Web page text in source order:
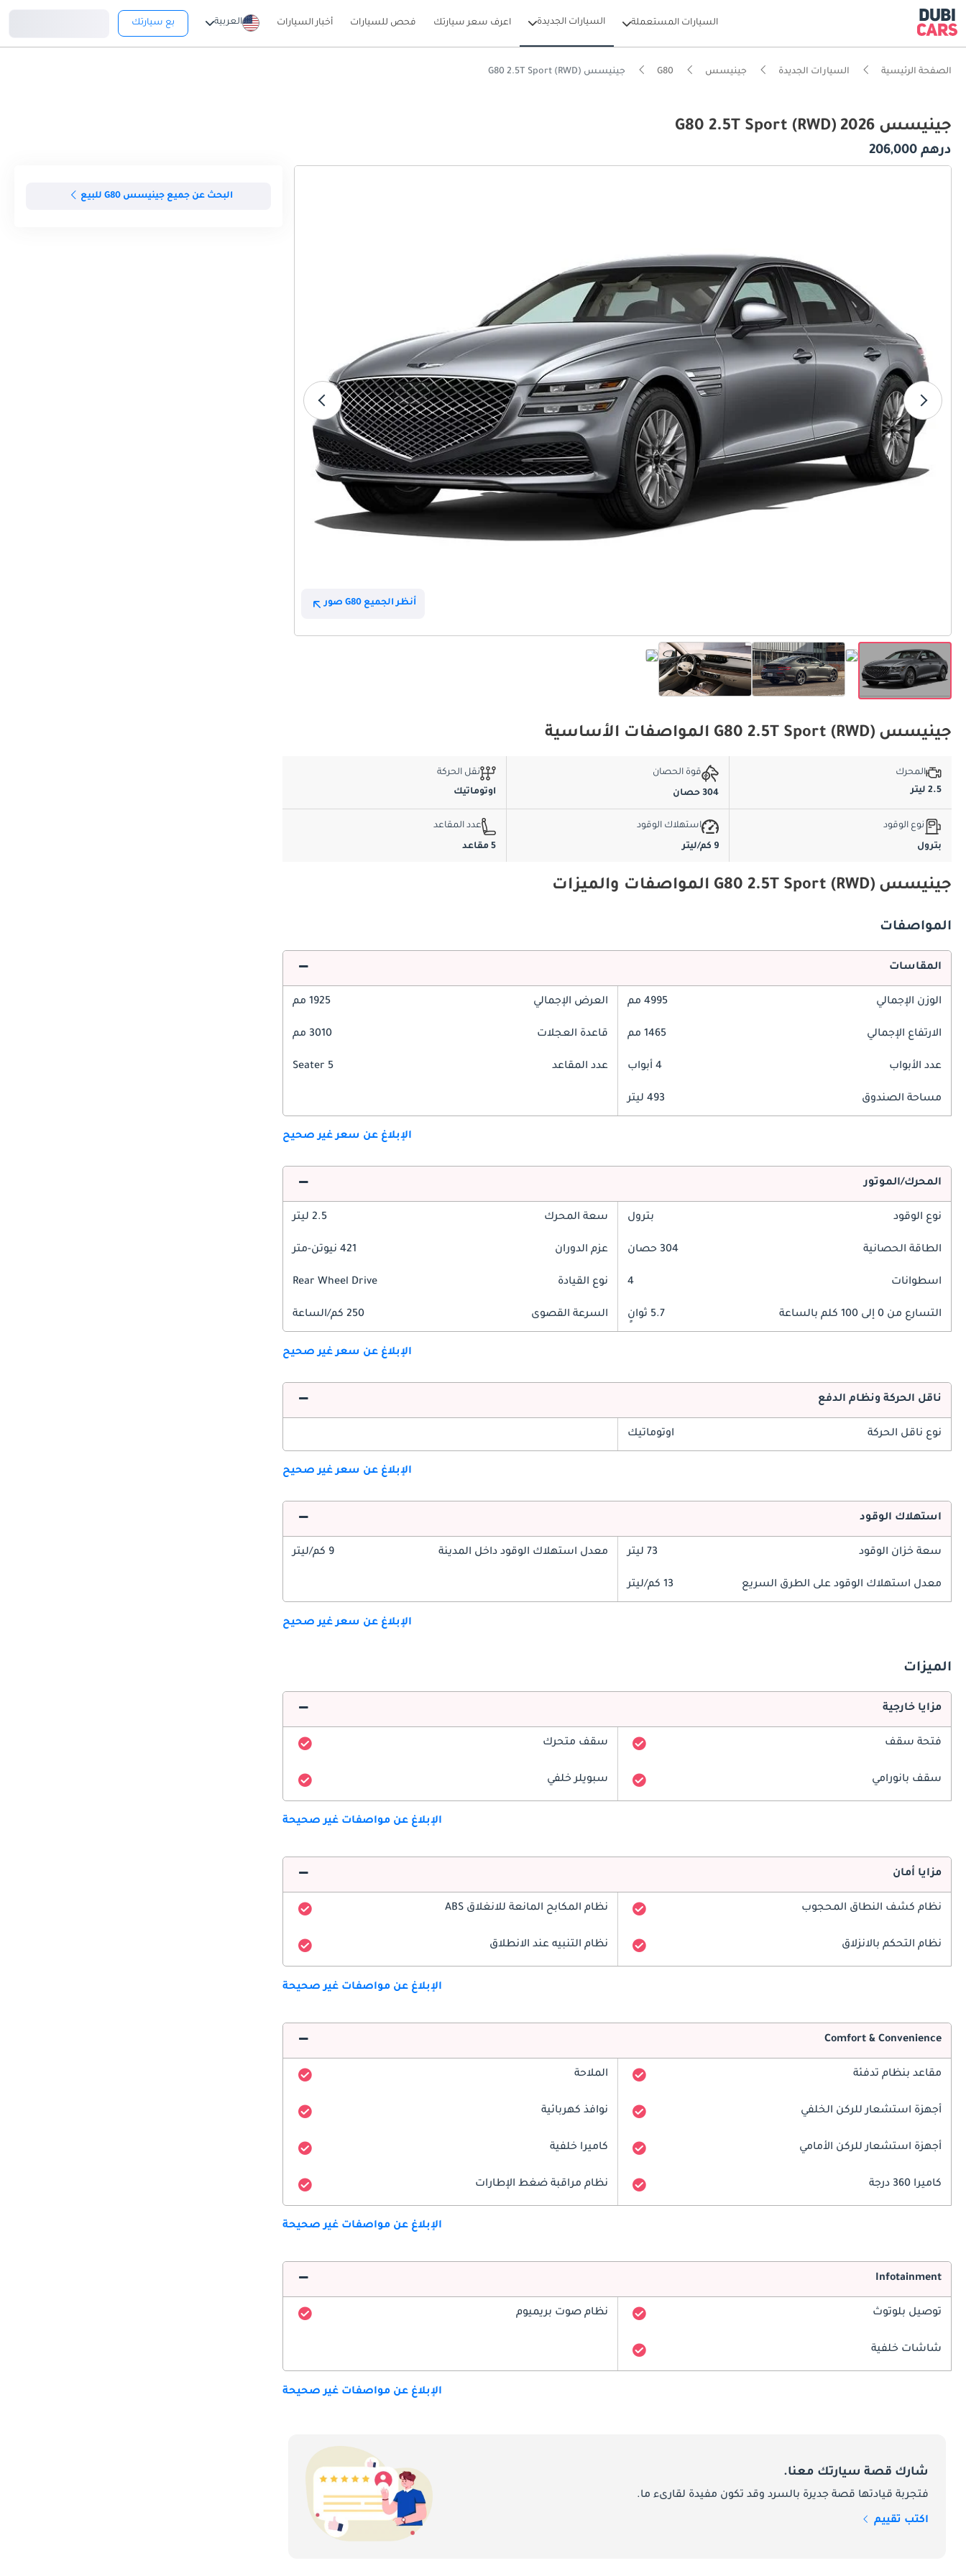
السيارات المستعملة السيارات الجديدة اعرف سعر سيارتك فحص للسيارات أخبار السيارات العربية بع سيارتك
الصفحة الرئيسية السيارات الجديدة جينيسس G80 جينيسس G80 2.5T Sport (RWD)
جينيسس G80 2.5T Sport (RWD) 2026
درهم 206,000
أنظر الجميع G80 صور
البحث عن جميع جينيسس G80 للبيع
جينيسس G80 2.5T Sport (RWD) المواصفات الأساسية
المحرك
2.5 ليتر
قوة الحصان
304 حصان
نقل الحركة
اوتوماتيك
نوع الوقود
بترول
استهلاك الوقود
9 كم/ليتر
عدد المقاعد
5 مقاعد
جينيسس G80 2.5T Sport (RWD) المواصفات والميزات
المواصفات
المقاسات
الوزن الإجمالي 4995 مم العرض الإجمالي 1925 مم
الارتفاع الإجمالي 1465 مم قاعدة العجلات 3010 مم
عدد الأبواب 4 أبواب عدد المقاعد 5 Seater
مساحة الصندوق 493 ليتر
الإبلاغ عن سعر غير صحيح
المحرك/الموتور
نوع الوقود بترول سعة المحرك 2.5 ليتر
الطاقة الحصانية 304 حصان عزم الدوران 421 نيوتن-متر
اسطوانات 4 نوع القيادة Rear Wheel Drive
التسارع من 0 إلى 100 كلم بالساعة 5.7 ثوانٍ السرعة القصوى 250 كم/الساعة
الإبلاغ عن سعر غير صحيح
ناقل الحركة ونظام الدفع
نوع ناقل الحركة اوتوماتيك
الإبلاغ عن سعر غير صحيح
استهلاك الوقود
سعة خزان الوقود 73 ليتر معدل استهلاك الوقود داخل المدينة 9 كم/ليتر
معدل استهلاك الوقود على الطرق السريع 13 كم/ليتر
الإبلاغ عن سعر غير صحيح
الميزات
مزايا خارجية
فتحة سقف سقف متحرك
سقف بانورامي سبويلر خلفي
الإبلاغ عن مواصفات غير صحيحة
مزايا أمان
نظام كشف النطاق المحجوب نظام المكابح المانعة للانغلاق ABS
نظام التحكم بالانزلاق نظام التنبيه عند الانطلاق
الإبلاغ عن مواصفات غير صحيحة
Comfort & Convenience
مقاعد بنظام تدفئة الملاحة
أجهزة استشعار للركن الخلفي نوافذ كهربائية
أجهزة استشعار للركن الأمامي كاميرا خلفية
كاميرا 360 درجة نظام مراقبة ضغط الإطارات
الإبلاغ عن مواصفات غير صحيحة
Infotainment
توصيل بلوتوث نظام صوت بريميوم
شاشات خلفية
الإبلاغ عن مواصفات غير صحيحة
شارك قصة سيارتك معنا.
فتجربة قيادتها قصة جديرة بالسرد وقد تكون مفيدة لقارىء ما.
اكتب تقييم